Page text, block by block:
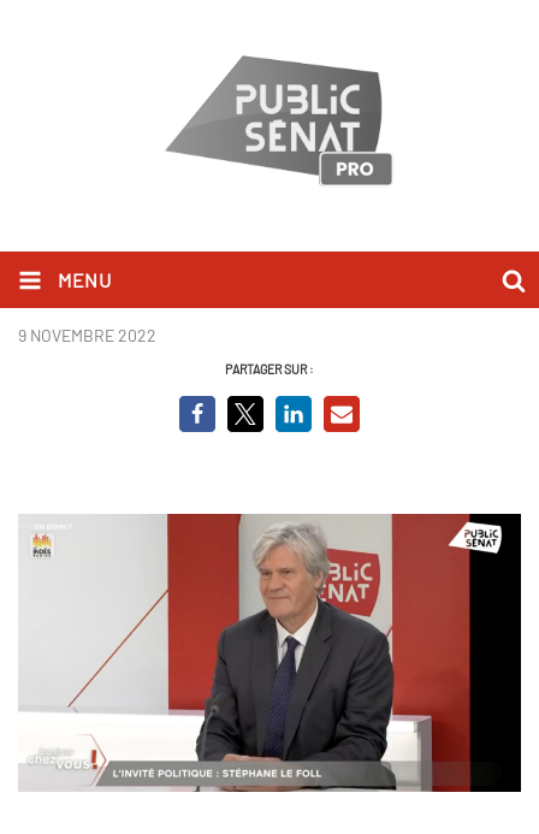
MENU
Stéphane Le Foll - BCVO.png
9 NOVEMBRE 2022
PARTAGER SUR :